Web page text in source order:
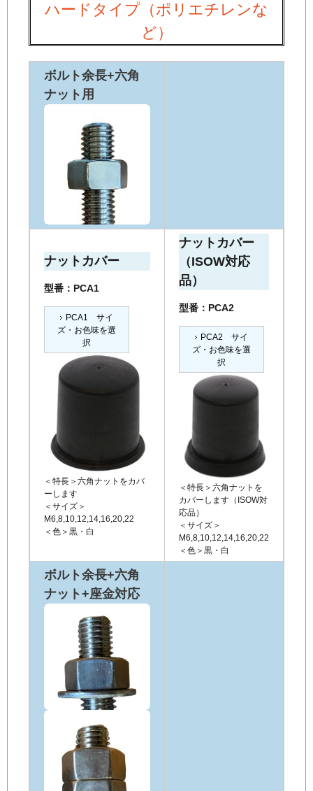
ハードタイプ（ポリエチレンな
ど）
ボルト余長+六角
ナット用
ナットカバー
型番：PCA1
PCA1 サイ
ズ・お色味を選
択
＜特長＞六角ナットをカバ
ーします
＜サイズ＞
M6,8,10,12,14,16,20,22
＜色＞黒・白
ナットカバー
（ISOW対応
品）
型番：PCA2
PCA2 サイ
ズ・お色味を選
択
＜特長＞六角ナットを
カバーします（ISOW対
応品）
＜サイズ＞
M6,8,10,12,14,16,20,22
＜色＞黒・白
ボルト余長+六角
ナット+座金対応